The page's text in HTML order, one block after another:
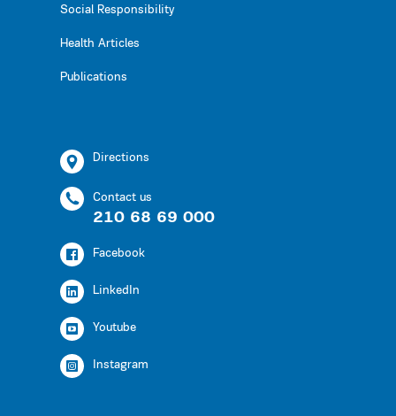
Social Responsibility
Health Articles
Publications
Directions
Contact us
210 68 69 000
Facebook
LinkedIn
Youtube
Instagram